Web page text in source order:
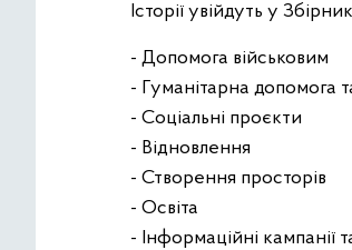
Історії увійдуть у
- Допомога військовим
- Гуманітарна допомога
- Соціальні проєкти
- Відновлення
- Створення просторів
- Освіта
- Інформаційні кампанії